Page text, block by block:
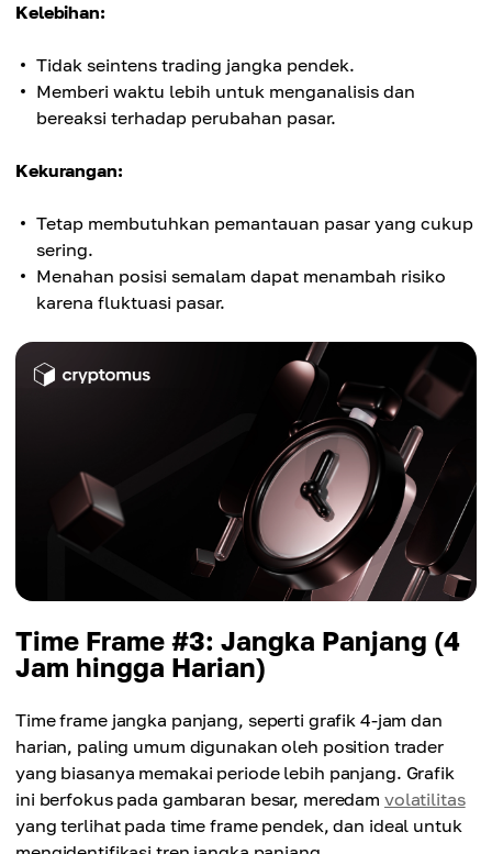
Kelebihan:
Tidak seintens trading jangka pendek.
Memberi waktu lebih untuk menganalisis dan
bereaksi terhadap perubahan pasar.
Kekurangan:
Tetap membutuhkan pemantauan pasar yang cukup
sering.
Menahan posisi semalam dapat menambah risiko
karena fluktuasi pasar.
Time Frame #3: Jangka Panjang (4
Jam hingga Harian)
Time frame jangka panjang, seperti grafik 4-jam dan
harian, paling umum digunakan oleh position trader
yang biasanya memakai periode lebih panjang. Grafik
ini berfokus pada gambaran besar, meredam volatilitas
yang terlihat pada time frame pendek, dan ideal untuk